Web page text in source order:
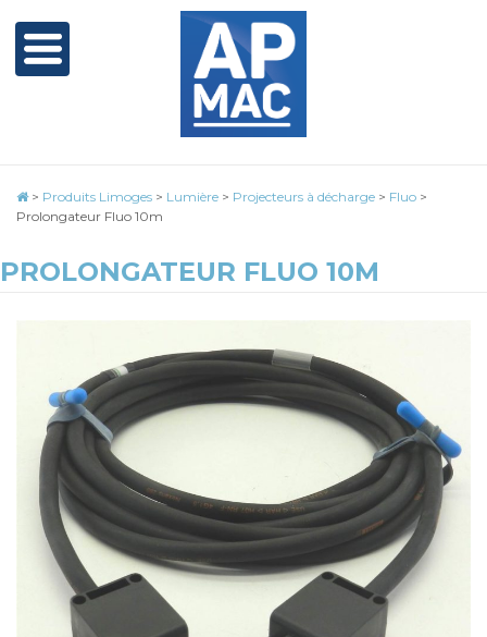
> Produits Limoges > Lumière > Projecteurs à décharge > Fluo >
Prolongateur Fluo 10m
PROLONGATEUR FLUO 10M